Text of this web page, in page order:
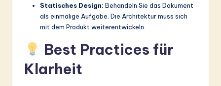
Statisches Design: Behandeln Sie das Dokument
als einmalige Aufgabe. Die Architektur muss sich
mit dem Produkt weiterentwickeln.
Best Practices für
Klarheit